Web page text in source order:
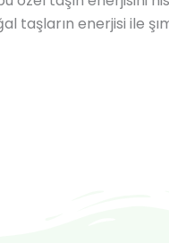
taşların enerjisi ile